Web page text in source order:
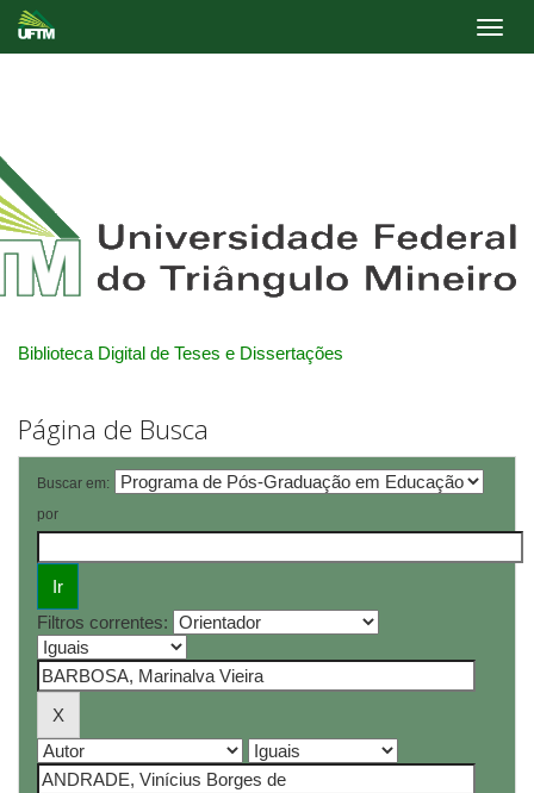
Biblioteca Digital de Teses e Dissertações
Página de Busca
Buscar em:
por
Filtros correntes: